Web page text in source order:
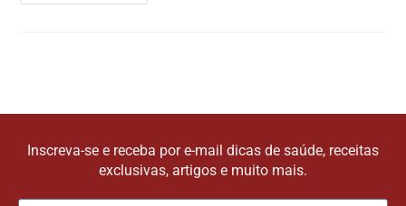
Inscreva-se e receba por e-mail dicas de saúde, receitas
exclusivas, artigos e muito mais.